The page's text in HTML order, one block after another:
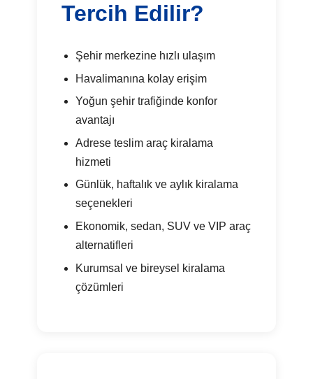
Tercih Edilir?
Şehir merkezine hızlı ulaşım
Havalimanına kolay erişim
Yoğun şehir trafiğinde konfor
avantajı
Adrese teslim araç kiralama
hizmeti
Günlük, haftalık ve aylık kiralama
seçenekleri
Ekonomik, sedan, SUV ve VIP araç
alternatifleri
Kurumsal ve bireysel kiralama
çözümleri